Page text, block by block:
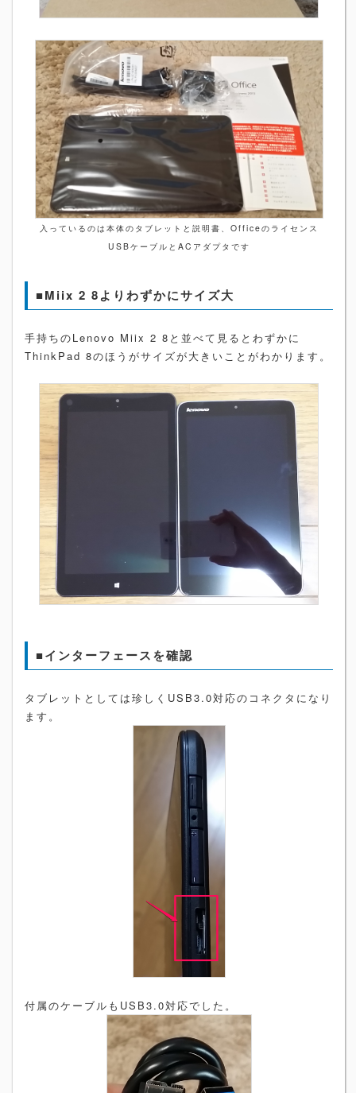
入っているのは本体のタブレットと説明書、Officeのライセンス
USBケーブルとACアダプタです
■Miix 2 8よりわずかにサイズ大
手持ちのLenovo Miix 2 8と並べて見るとわずかに
ThinkPad 8のほうがサイズが大きいことがわかります。
■インターフェースを確認
タブレットとしては珍しくUSB3.0対応のコネクタになり
ます。
付属のケーブルもUSB3.0対応でした。